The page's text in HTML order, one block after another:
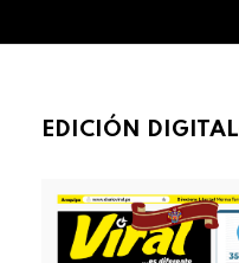
EDICIÓN DIGITAL